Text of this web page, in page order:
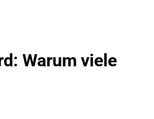
Warum viele